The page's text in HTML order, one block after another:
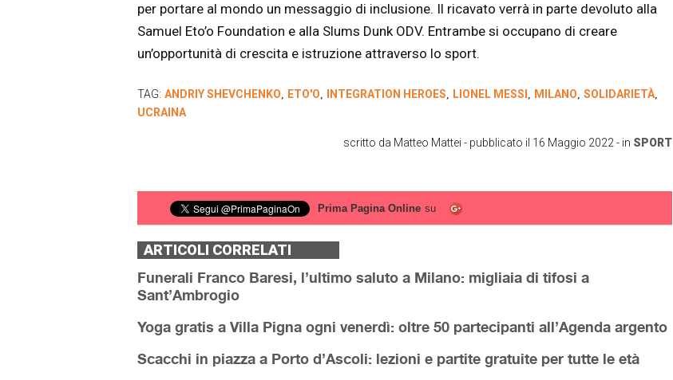
per portare al mondo un messaggio di inclusione. Il ricavato verrà in parte devoluto alla
Samuel Eto’o Foundation e alla Slums Dunk ODV. Entrambe si occupano di creare
un’opportunità di crescita e istruzione attraverso lo sport.
TAG: ANDRIY SHEVCHENKO ETO'O INTEGRATION HEROES LIONEL MESSI MILANO SOLIDARIETÀ,
UCRAINA
scritto da Matteo Mattei - pubblicato il 16 Maggio 2022 - in SPORT
Prima Pagina Online su
ARTICOLI CORRELATI
Funerali Franco Baresi, l’ultimo saluto a Milano: migliaia di tifosi a
Sant’Ambrogio
Yoga gratis a Villa Pigna ogni venerdì: oltre 50 partecipanti all’Agenda argento
Scacchi in piazza a Porto d’Ascoli: lezioni e partite gratuite per tutte le età